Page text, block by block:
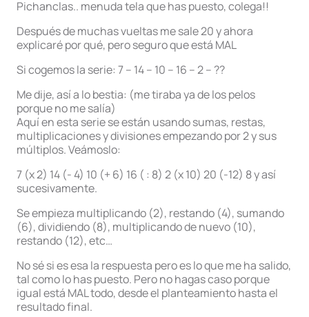
Pichanclas.. menuda tela que has puesto, colega!!
Después de muchas vueltas me sale 20 y ahora
explicaré por qué, pero seguro que está MAL
Si cogemos la serie: 7 – 14 – 10 – 16 – 2 – ??
Me dije, así a lo bestia: (me tiraba ya de los pelos
porque no me salía)
Aquí en esta serie se están usando sumas, restas,
multiplicaciones y divisiones empezando por 2 y sus
múltiplos. Veámoslo:
7 (x 2) 14 (- 4) 10 (+ 6) 16 ( : 8) 2 (x 10) 20 (-12) 8 y así
sucesivamente.
Se empieza multiplicando (2), restando (4), sumando
(6), dividiendo (8), multiplicando de nuevo (10),
restando (12), etc…
No sé si es esa la respuesta pero es lo que me ha salido,
tal como lo has puesto. Pero no hagas caso porque
igual está MAL todo, desde el planteamiento hasta el
resultado final.